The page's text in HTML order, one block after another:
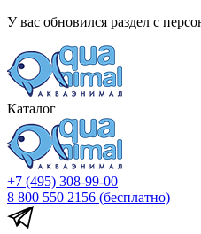
У вас обновился раздел с
Каталог
+7 (495) 308-99-00
8 800 550 2156 (бесплатно)